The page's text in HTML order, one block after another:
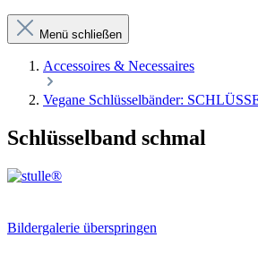
Menü schließen
Accessoires & Necessaires
Vegane Schlüsselbänder:
Schlüsselband schmal
Bildergalerie überspringen